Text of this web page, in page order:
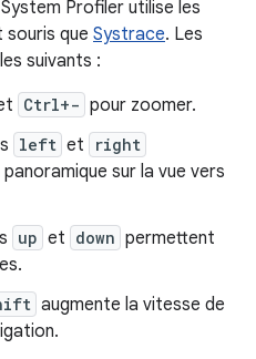
Profiler utilise les
que Systrace. Les
suivants :
Ctrl+- pour zoomer.
left et right
sur la vue vers
up et down permettent
augmente la vitesse de